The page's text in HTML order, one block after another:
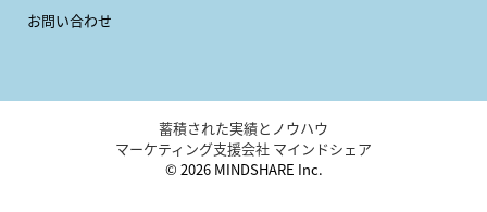
お問い合わせ
蓄積された実績とノウハウ
マーケティング支援会社 マインドシェア
© 2026 MINDSHARE Inc.